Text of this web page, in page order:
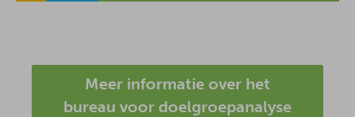
Meer informatie over het
bureau voor doelgroepanalyse